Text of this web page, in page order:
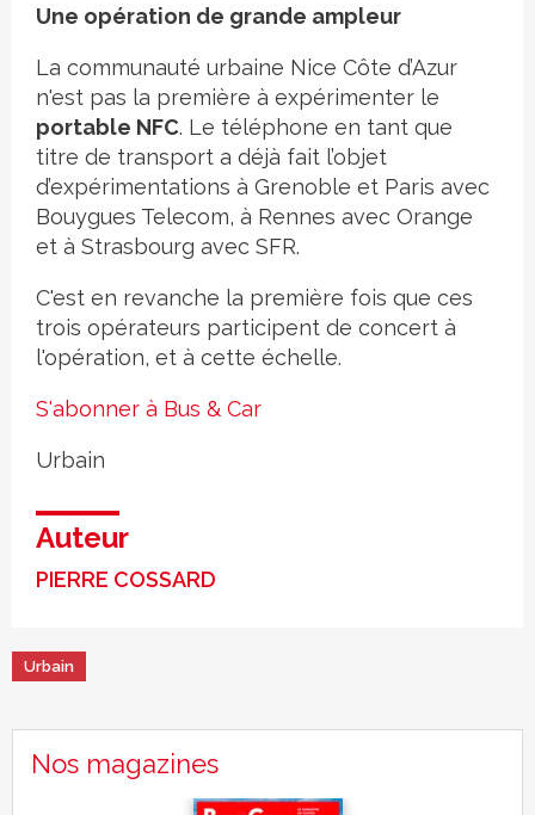
Une opération de grande ampleur
La communauté urbaine Nice Côte d’Azur
n'est pas la première à expérimenter le
portable NFC. Le téléphone en tant que
titre de transport a déjà fait l’objet
d’expérimentations à Grenoble et Paris avec
Bouygues Telecom, à Rennes avec Orange
et à Strasbourg avec SFR.
C'est en revanche la première fois que ces
trois opérateurs participent de concert à
l'opération, et à cette échelle.
S'abonner à Bus & Car
Urbain
Auteur
PIERRE COSSARD
Urbain
Nos magazines